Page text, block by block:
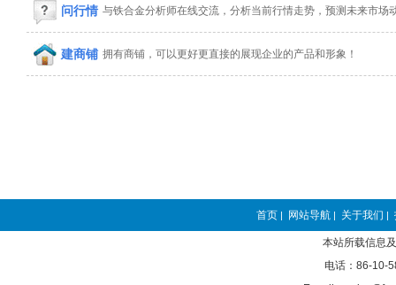
问行情 与铁合金分析师在线交流，分析当前行情走势，预测未来市场
建商铺 拥有商铺，可以更好更直接的展现企业的产品和形象！
首页 | 网站导航 | 关于我们 |
本站所载信息
电话：86-10-